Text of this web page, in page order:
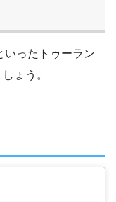
いったトゥーラン
ょう。